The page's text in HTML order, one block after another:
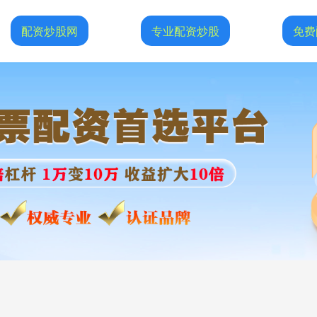
配资炒股网 专业配资炒股 免